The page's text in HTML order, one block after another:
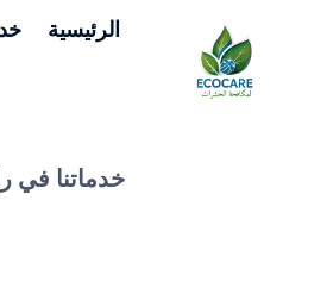
المحتوى
الرئيسية
خدماتنا في